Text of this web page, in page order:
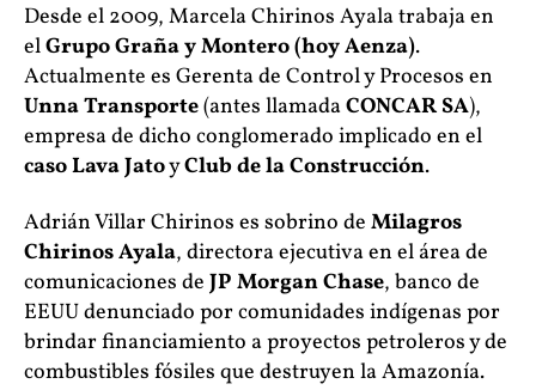
Desde el 2009, Marcela Chirinos Ayala trabaja en
elGrupo Graña y Montero (hoy Aenza).
Actualmente es Gerenta de Control y Procesos en
Unna Transporte(antes llamadaCONCAR SA),
empresa de dicho conglomerado implicado en el
caso Lava JatoyClub de la Construcción.
Adrián Villar Chirinos es sobrino de Milagros
Chirinos Ayala, directora ejecutiva en el área de
comunicaciones de JP Morgan Chase, banco de
EEUU denunciado por comunidades indígenas por
brindar financiamiento a proyectos petroleros y de
combustibles fósiles que destruyen la Amazonía.